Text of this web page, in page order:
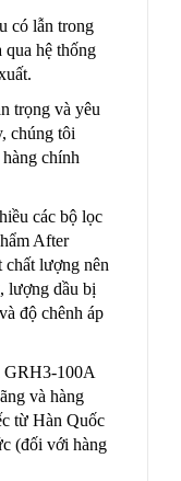
có lẫn trong
hệ thống
trọng và yêu
chúng tôi
chính
các bộ lọc
After
chất lượng nên
lượng dầu bị
độ chênh áp
GRH3-100A
và hàng
từ Hàn Quốc
(đối với hàng